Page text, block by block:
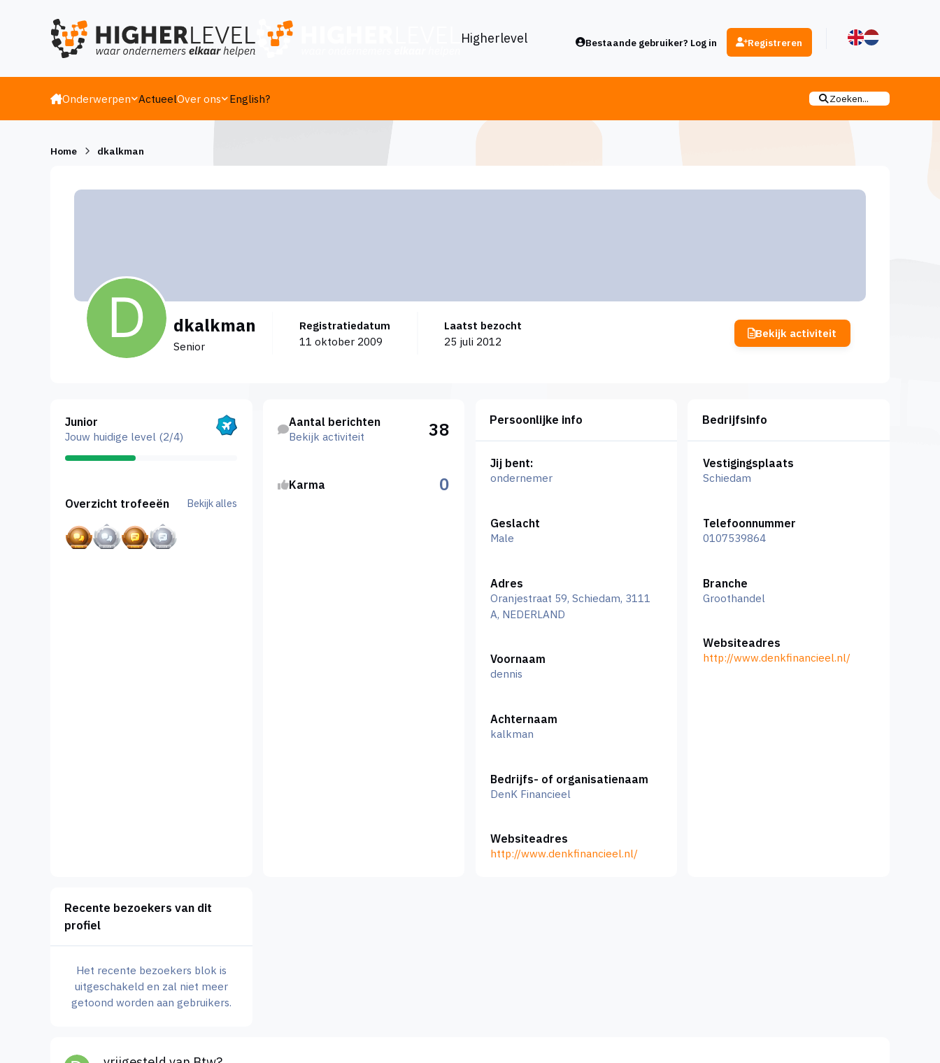
Higherlevel Bestaande gebruiker? Log in Registreren
Onderwerpen ActueelOver ons English? Zoeken...
Home dkalkman
dkalkman
Senior
Registratiedatum
11 oktober 2009
Laatst bezocht
25 juli 2012
Bekijk activiteit
Junior
Jouw huidige level (2/4)
Overzicht trofeeën
Bekijk alles
Aantal berichten
Bekijk activiteit
38
Karma 0
Persoonlijke info
Jij bent:
ondernemer
Geslacht
Male
Adres
Oranjestraat 59, Schiedam, 3111
A, NEDERLAND
Voornaam
dennis
Achternaam
kalkman
Bedrijfs- of organisatienaam
DenK Financieel
Websiteadres
http://www.denkfinancieel.nl/
Bedrijfsinfo
Vestigingsplaats
Schiedam
Telefoonnummer
0107539864
Branche
Groothandel
Websiteadres
http://www.denkfinancieel.nl/
Recente bezoekers van dit
profiel
Het recente bezoekers blok is
uitgeschakeld en zal niet meer
getoond worden aan gebruikers.